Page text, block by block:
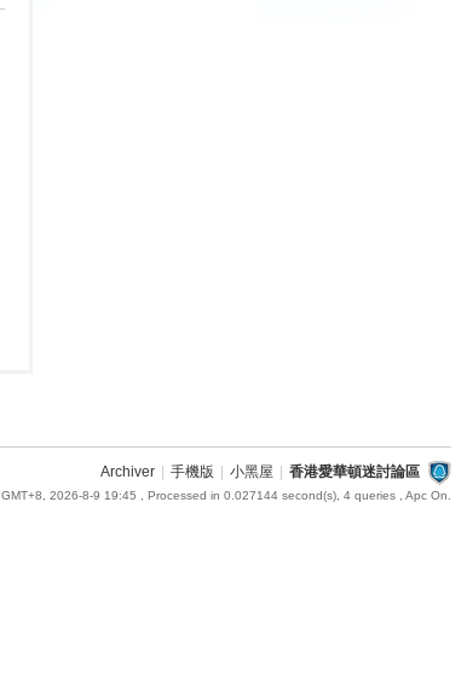
Archiver 手機版 小黑屋 香港愛華頓迷討論區
GMT+8, 2026-8-9 19:45 , Processed in 0.027144 second(s), 4 queries , Apc On.